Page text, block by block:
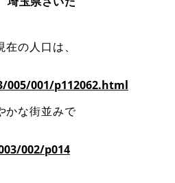
の人口は、
001/p112062.html
かな街並みで
002/p014